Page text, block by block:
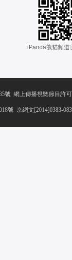
iPanda熊貓頻道
號 網上傳播視聽節目許
號 京網文[2014]0383-